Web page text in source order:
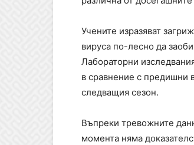
Учените изразяват
вируса по-лесно да
Лабораторни
в сравнение с предишни
следващия сезон.
Въпреки тревожните
момента няма